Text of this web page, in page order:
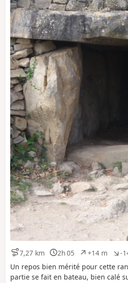
7,27 km
D
i
s
2h 05
D
u
r
+14 m
D
é
n
-
D
é
n
Un repos bien mérité pour cette
partie se fait en bateau, bien calé